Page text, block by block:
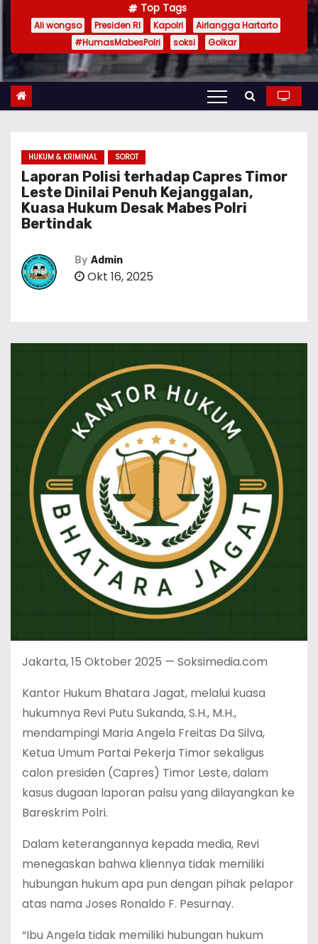
Top Tags
Ali wongso Presiden RI Kapolri
Airlangga Hartarto
#HumasMabesPolri
soksi Golkar
HUKUM & KRIMINAL SOROT
Laporan Polisi terhadap Capres Timor
Leste Dinilai Penuh Kejanggalan,
Kuasa Hukum Desak Mabes Polri
Bertindak
By Admin
Okt 16, 2025
Jakarta, 15 Oktober 2025 — Soksimedia.com
Kantor Hukum Bhatara Jagat, melalui kuasa
hukumnya Revi Putu Sukanda, S.H., M.H.,
mendampingi Maria Angela Freitas Da Silva,
Ketua Umum Partai Pekerja Timor sekaligus
calon presiden (Capres) Timor Leste, dalam
kasus dugaan laporan palsu yang dilayangkan ke
Bareskrim Polri.
Dalam keterangannya kepada media, Revi
menegaskan bahwa kliennya tidak memiliki
hubungan hukum apa pun dengan pihak pelapor
atas nama Joses Ronaldo F. Pesurnay.
“Ibu Angela tidak memiliki hubungan hukum